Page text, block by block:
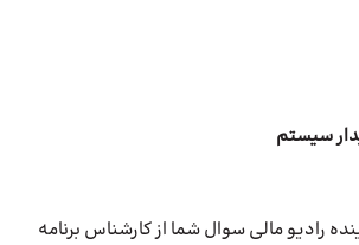
سیستم
رادیو مالی سوال شما از کارشناس برنامه